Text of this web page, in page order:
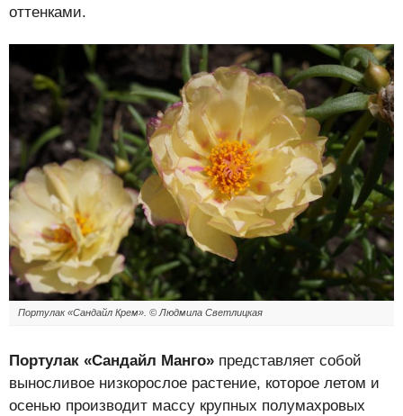
оттенками.
Портулак «Сандайл Крем». © Людмила Светлицкая
Портулак «Сандайл Манго» представляет собой
выносливое низкорослое растение, которое летом и
осенью производит массу крупных полумахровых